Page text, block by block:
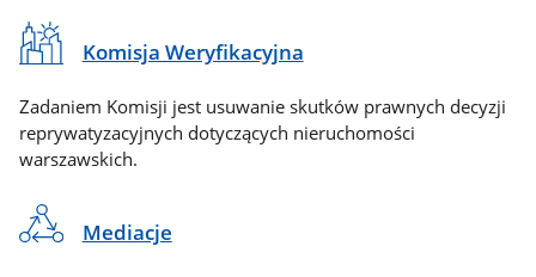
Komisja Weryfikacyjna
Zadaniem Komisji jest usuwanie skutków prawnych decyzji
reprywatyzacyjnych dotyczących nieruchomości
warszawskich.
Mediacje